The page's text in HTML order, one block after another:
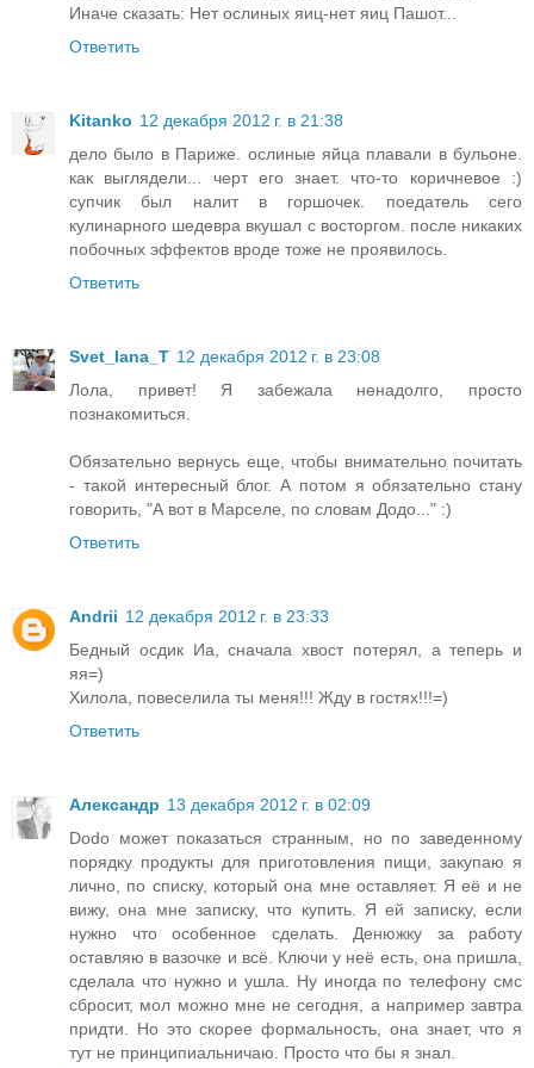
Иначе сказать: Нет ослиных яиц-нет яиц Пашот...
Ответить
Kitanko 12 декабря 2012 г. в 21:38
дело было в Париже. ослиные яйца плавали в бульоне.
как выглядели... черт его знает. что-то коричневое :)
супчик был налит в горшочек. поедатель сего
кулинарного шедевра вкушал с восторгом. после никаких
побочных эффектов вроде тоже не проявилось.
Ответить
Svet_lana_T 12 декабря 2012 г. в 23:08
Лола, привет! Я забежала ненадолго, просто
познакомиться.
Обязательно вернусь еще, чтобы внимательно почитать
- такой интересный блог. А потом я обязательно стану
говорить, "А вот в Марселе, по словам Додо..." :)
Ответить
Andrii 12 декабря 2012 г. в 23:33
Бедный осдик Иа, сначала хвост потерял, а теперь и
яя=)
Хилола, повеселила ты меня!!! Жду в гостях!!!=)
Ответить
Александр 13 декабря 2012 г. в 02:09
Dodo может показаться странным, но по заведенному
порядку продукты для приготовления пищи, закупаю я
лично, по списку, который она мне оставляет. Я её и не
вижу, она мне записку, что купить. Я ей записку, если
нужно что особенное сделать. Денюжку за работу
оставляю в вазочке и всё. Ключи у неё есть, она пришла,
сделала что нужно и ушла. Ну иногда по телефону смс
сбросит, мол можно мне не сегодня, а например завтра
придти. Но это скорее формальность, она знает, что я
тут не принципиальничаю. Просто что бы я знал.